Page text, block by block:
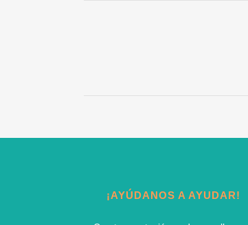
¡AYÚDANOS A AYUDAR!